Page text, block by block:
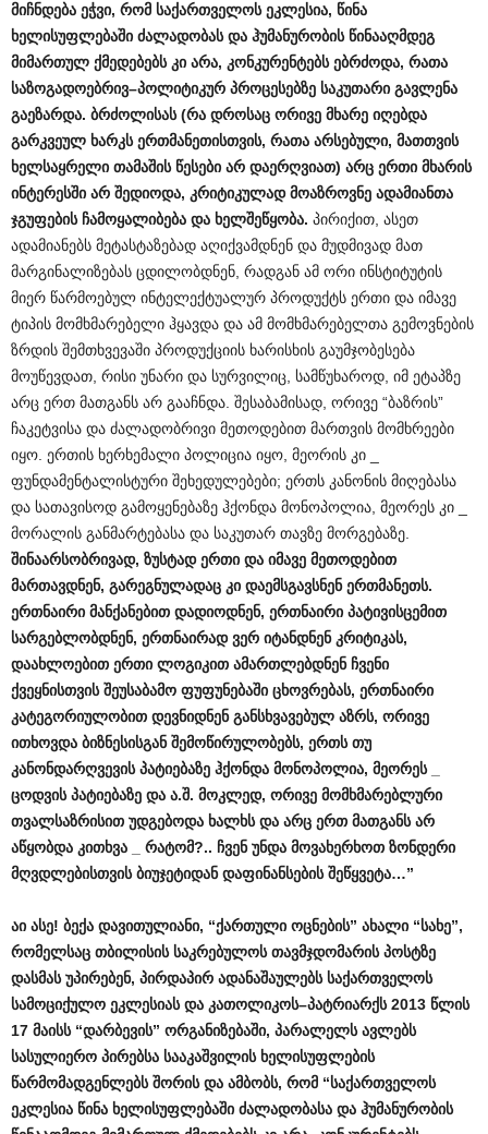
მიჩნდება ეჭვი, რომ საქართველოს ეკლესია, წინა
ხელისუფლებაში ძალადობას და ჰუმანურობის წინააღმდეგ
მიმართულ ქმედებებს კი არა, კონკურენტებს ებრძოდა, რათა
საზოგადოებრივ–პოლიტიკურ პროცესებზე საკუთარი გავლენა
გაეზარდა. ბრძოლისას(რა დროსაც ორივე მხარე იღებდა
გარკვეულ ხარკს ერთმანეთისთვის, რათა არსებული, მათთვის
ხელსაყრელი თამაშის წესები არ დაერღვიათ) არც ერთი მხარის
ინტერესში არ შედიოდა, კრიტიკულად მოაზროვნე ადამიანთა
ჯგუფების ჩამოყალიბება და ხელშეწყობა. პირიქით, ასეთ
ადამიანებს მეტასტაზებად აღიქვამდნენ და მუდმივად მათ
მარგინალიზებას ცდილობდნენ, რადგან ამ ორი ინსტიტუტის
მიერ წარმოებულ ინტელექტუალურ პროდუქტს ერთი და იმავე
ტიპის მომხმარებელი ჰყავდა და ამ მომხმარებელთა გემოვნების
ზრდის შემთხვევაში პროდუქციის ხარისხის გაუმჯობესება
მოუწევდათ, რისი უნარი და სურვილიც, სამწუხაროდ, იმ ეტაპზე
არც ერთ მათგანს არ გააჩნდა. შესაბამისად, ორივე “ბაზრის”
ჩაკეტვისა და ძალადობრივი მეთოდებით მართვის მომხრეები
იყო. ერთის ხერხემალი პოლიცია იყო, მეორის კი _
ფუნდამენტალისტური შეხედულებები; ერთს კანონის მიღებასა
და სათავისოდ გამოყენებაზე ჰქონდა მონოპოლია, მეორეს კი _
მორალის განმარტებასა და საკუთარ თავზე მორგებაზე.
შინაარსობრივად, ზუსტად ერთი და იმავე მეთოდებით
მართავდნენ, გარეგნულადაც კი დაემსგავსნენ ერთმანეთს.
ერთნაირი მანქანებით დადიოდნენ, ერთნაირი პატივისცემით
სარგებლობდნენ, ერთნაირად ვერ იტანდნენ კრიტიკას,
დაახლოებით ერთი ლოგიკით ამართლებდნენ ჩვენი
ქვეყნისთვის შეუსაბამო ფუფუნებაში ცხოვრებას, ერთნაირი
კატეგორიულობით დევნიდნენ განსხვავებულ აზრს, ორივე
ითხოვდა ბიზნესისგან შემოწირულობებს, ერთს თუ
კანონდარღვევის პატიებაზე ჰქონდა მონოპოლია, მეორეს_
ცოდვის პატიებაზე და ა.შ. მოკლედ, ორივე მომხმარებლური
თვალსაზრისით უდგებოდა ხალხს და არც ერთ მათგანს არ
აწყობდა კითხვა რატომ?.. ჩვენ უნდა მოვახერხოთ ზონდერი
მღვდლებისთვის ბიუჯეტიდან დაფინანსების შეწყვეტა…”
აი ასე! ბექა დავითულიანი, “ქართული ოცნების” ახალი “სახე”,
რომელსაც თბილისის საკრებულოს თავმჯდომარის პოსტზე
დასმას უპირებენ, პირდაპირ ადანაშაულებს საქართველოს
სამოციქულო ეკლესიას და კათოლიკოს–პატრიარქს2013 წლის
17 მაისს“დარბევის” ორგანიზებაში, პარალელს ავლებს
სასულიერო პირებსა სააკაშვილის ხელისუფლების
წარმომადგენლებს შორის და ამბობს, რომ “საქართველოს
ეკლესია წინა ხელისუფლებაში ძალადობასა და ჰუმანურობის